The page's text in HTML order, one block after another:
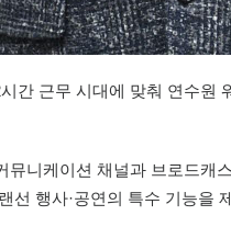
간 근무 시대에 맞춰 연수원
뮤니케이션 채널과 브로드캐
선 행사·공연의 특수 기능을